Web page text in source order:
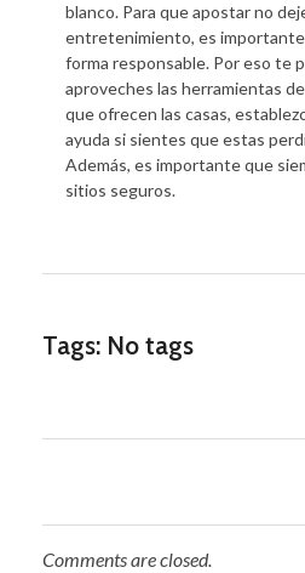
blanco. Para que apostar no
entretenimiento, es
forma responsable. Por eso te
aproveches las herramientas
que ofrecen las casas,
ayuda si sientes que estas
Además, es importante que
sitios seguros.
Tags: No tags
Comments are closed.